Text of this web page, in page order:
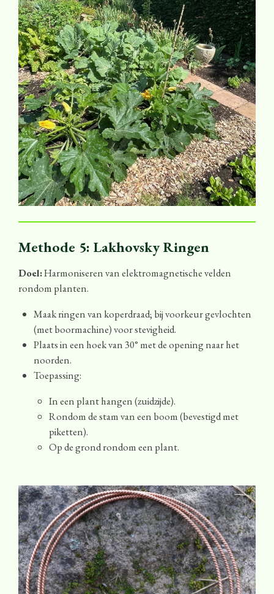
Methode 5: Lakhovsky Ringen
Doel:Harmoniseren van elektromagnetische velden
rondom planten.
Maak ringen van koperdraad; bij voorkeur gevlochten
(met boormachine) voor stevigheid.
Plaats in een hoek van 30° met de opening naar het
noorden.
Toepassing:
In een plant hangen (zuidzijde).
Rondom de stam van een boom (bevestigd met
piketten).
Op de grond rondom een plant.